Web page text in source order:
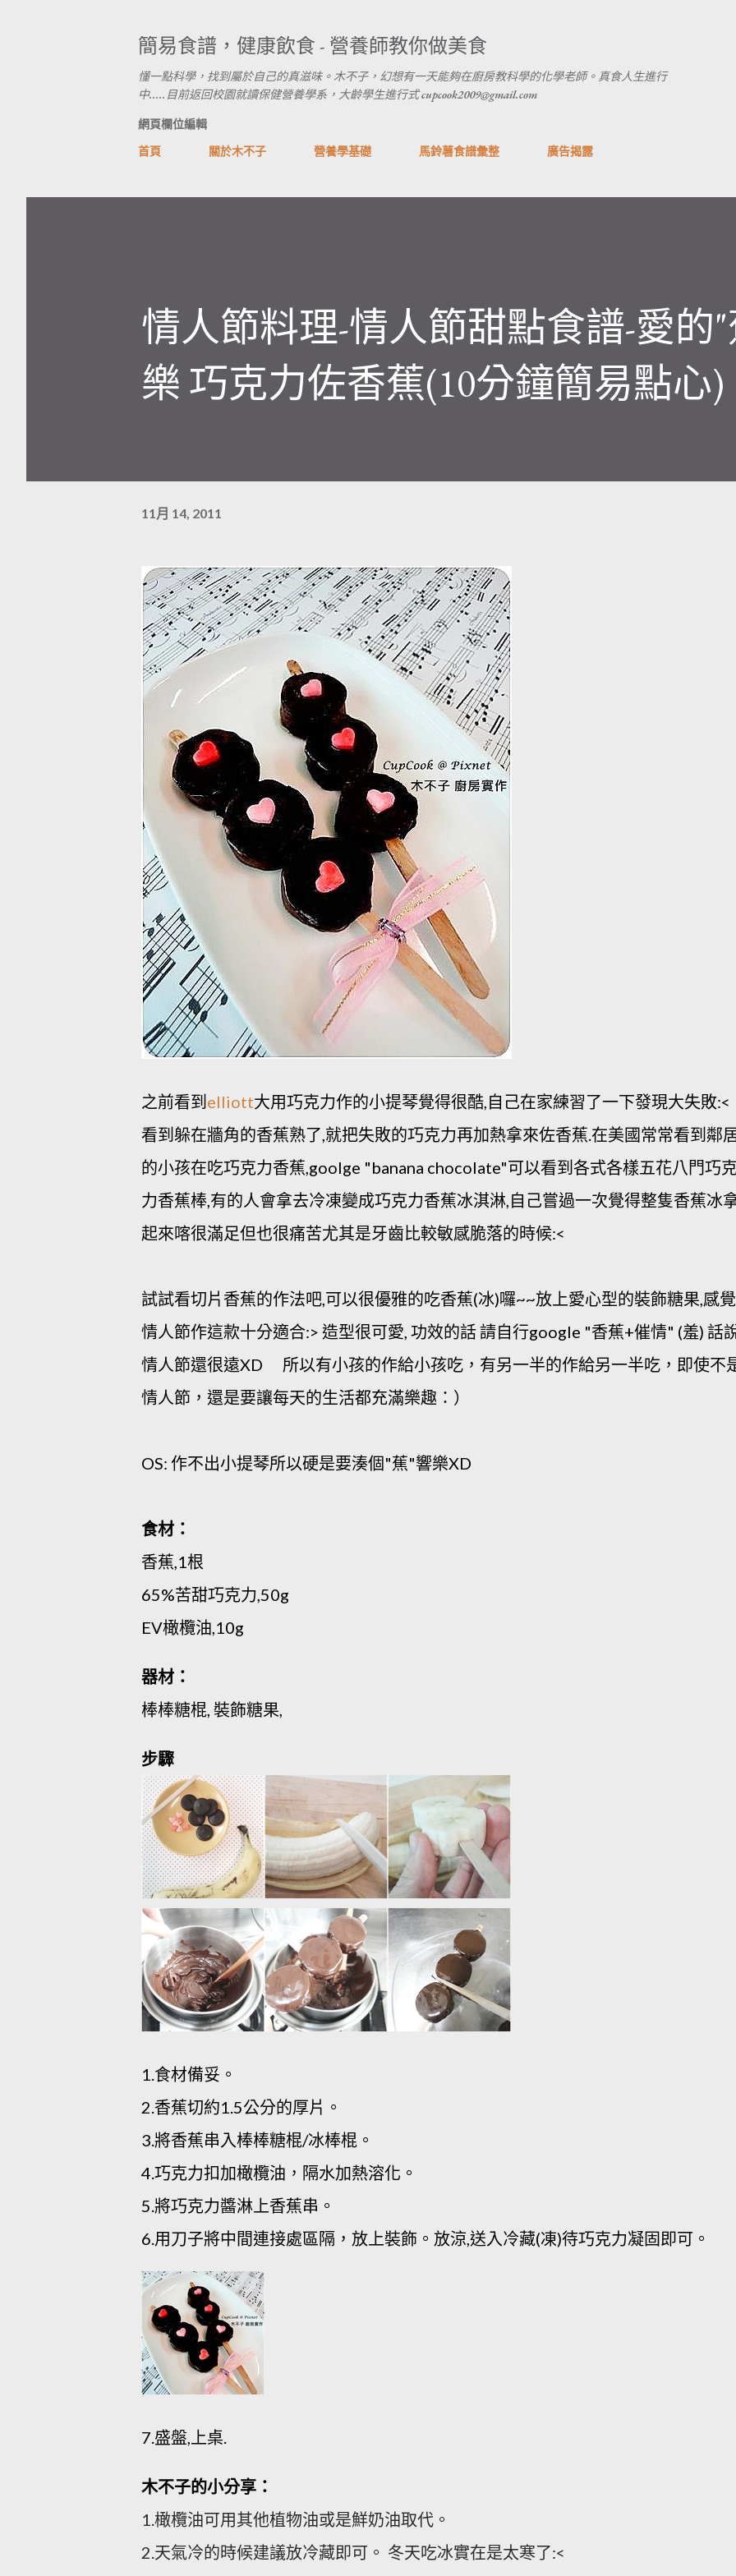
簡易食譜，健康飲食 - 營養師教你做美食
懂一點科學，找到屬於自己的真滋味。木不子，幻想有一天能夠在廚房教科學的化學老師。真食人生進行
中.....目前返回校園就讀保健營養學系，大齡學生進行式 cupcook2009@gmail.com
網頁欄位編輯
首頁
關於木不子 營養學基礎 馬鈴薯食譜彙整 廣告揭露
情人節料理-情人節甜點食譜-愛的
樂 巧克力佐香蕉(10分鐘簡易點心)
11月 14, 2011
之前看到 elliott大用巧克力作的小提琴覺得很酷,自己在家練習了一下發現大失敗:<
看到躲在牆角的香蕉熟了,就把失敗的巧克力再加熱拿來佐香蕉.在美國常常看到鄰
的小孩在吃巧克力香蕉,goolge "banana chocolate"可以看到各式各樣五花八門巧克
力香蕉棒,有的人會拿去冷凍變成巧克力香蕉冰淇淋,自己嘗過一次覺得整隻香蕉冰
起來喀很滿足但也很痛苦尤其是牙齒比較敏感脆落的時候:<
試試看切片香蕉的作法吧,可以很優雅的吃香蕉(冰)囉~~放上愛心型的裝飾糖果,感覺
情人節作這款十分適合:> 造型很可愛, 功效的話 請自行google "香蕉+催情" (羞) 話
情人節還很遠XD 所以有小孩的作給小孩吃，有另一半的作給另一半吃，即使不
情人節，還是要讓每天的生活都充滿樂趣：）
OS: 作不出小提琴所以硬是要湊個"蕉"響樂XD
食材：
香蕉,1根
65%苦甜巧克力,50g
EV橄欖油,10g
器材：
棒棒糖棍, 裝飾糖果,
步驟
1.食材備妥。
2.香蕉切約1.5公分的厚片。
3.將香蕉串入棒棒糖棍/冰棒棍。
4.巧克力扣加橄欖油，隔水加熱溶化。
5.將巧克力醬淋上香蕉串。
6.用刀子將中間連接處區隔，放上裝飾。放涼,送入冷藏(凍)待巧克力凝固即可。
7.盛盤,上桌.
木不子的小分享：
1.橄欖油可用其他植物油或是鮮奶油取代。
2.天氣冷的時候建議放冷藏即可。 冬天吃冰實在是太寒了:<